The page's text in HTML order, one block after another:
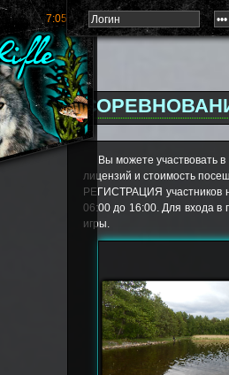
Вы можете участвовать
лицензий и стоимость
РЕГИСТРАЦИЯ участников
06:00 до 16:00. Для входа
игры.
7:05:43